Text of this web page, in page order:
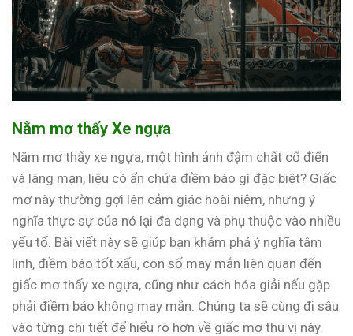
Nằm mơ thấy Xe ngựa
Nằm mơ thấy xe ngựa, một hình ảnh đậm chất cổ điển
và lãng mạn, liệu có ẩn chứa điềm báo gì đặc biệt? Giấc
mơ này thường gợi lên cảm giác hoài niệm, nhưng ý
nghĩa thực sự của nó lại đa dạng và phụ thuộc vào nhiều
yếu tố. Bài viết này sẽ giúp bạn khám phá ý nghĩa tâm
linh, điềm báo tốt xấu, con số may mắn liên quan đến
giấc mơ thấy xe ngựa, cũng như cách hóa giải nếu gặp
phải điềm báo không may mắn. Chúng ta sẽ cùng đi sâu
vào từng chi tiết để hiểu rõ hơn về giấc mơ thú vị này.